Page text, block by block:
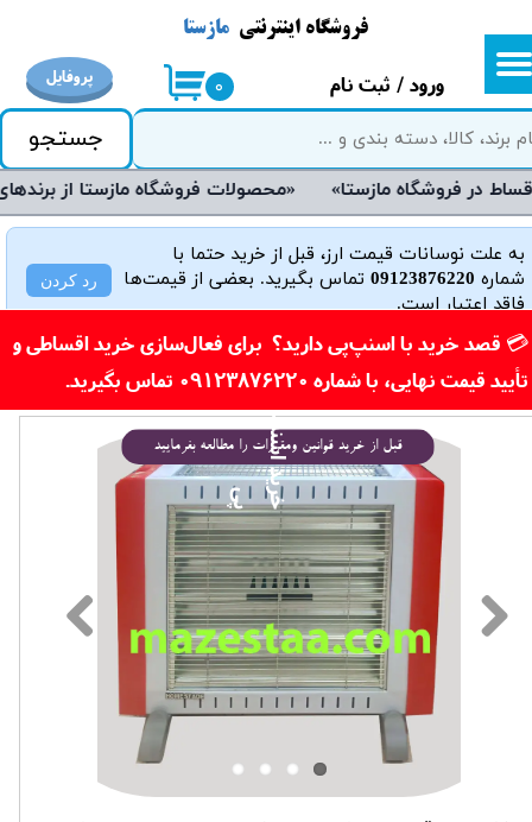
جستجو
۰ ورود / ثبت نام
حساب کاربری من
تغییر گذر واژه
سفارشات
خروج از حساب کاربری
فروشگاه اینترنتی مازستا
«محصولات فروشگاه مازستا از برندهای معتبر و روز دنیا می‌باشند و دارای گارانتی هستند»
به علت نوسانات قیمت ارز، قبل از خرید حتما با
شماره 09123876220تماس بگیرید. بعضی از قیمت‌ها
فاقد اعتبار است.
رد کردن
پروفایل
​💳 قصد خرید با اسنپ‌پی دارید؟ برای فعال‌سازی خرید اقساطی و
تأیید قیمت نهایی، با شماره 09123876220 تماس بگیرید.​​​​​​​
قبل از خرید قوانین ومقررات را مطالعه بفرمایید
خری
د
ا
س
ن
پ
پی